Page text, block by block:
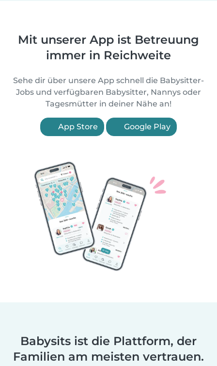
Mit unserer App ist Betreuung
immer in Reichweite
Sehe dir über unsere App schnell die Babysitter-
Jobs und verfügbaren Babysitter, Nannys oder
Tagesmütter in deiner Nähe an!
App Store Google Play
Babysits ist die Plattform, der
Familien am meisten vertrauen.